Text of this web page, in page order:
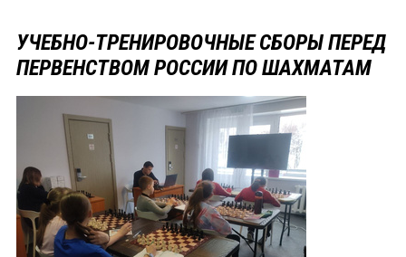
УЧЕБНО-ТРЕНИРОВОЧНЫЕ СБОРЫ ПЕРЕД
ПЕРВЕНСТВОМ РОССИИ ПО ШАХМАТАМ